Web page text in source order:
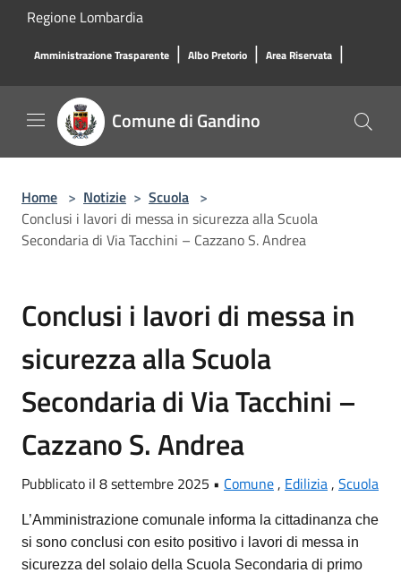
Salta al contenuto principale
Regione Lombardia
Amministrazione Trasparente | Albo Pretorio | Area Riservata |
Comune di Gandino
Home > Notizie > Scuola >
Conclusi i lavori di messa in sicurezza alla Scuola
Secondaria di Via Tacchini – Cazzano S. Andrea
Conclusi i lavori di messa in
sicurezza alla Scuola
Secondaria di Via Tacchini –
Cazzano S. Andrea
Pubblicato il 8 settembre 2025 • Comune, Edilizia, Scuola
L’Amministrazione comunale informa la cittadinanza che
si sono conclusi con esito positivo i lavori di messa in
sicurezza del solaio della Scuola Secondaria di primo